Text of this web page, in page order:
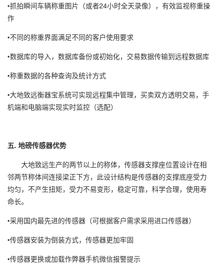
•抓拍瞬间车辆称重图片（或者24小时全天录像），有效监视称重操
作
•不同的称重界面满足不同的客户使用要求
•数据库的导入，数据库备份或初始化，交易数据传输到远程数据库
•称重数据的各种查询及统计方式
•大地致远衡器宝系统可实现远程集中管理，买卖双方透明交易，手
机端和电脑端实现实时监控（选配）
五. 地磅传感器优势
大地致远生产的两节以上的称体，传感器支撑座位置设计在相
邻两节称体间连接梁正下方，此设计结构是传感器的支撑底座受力
均匀，不产生扭矩，受力不易变形，稳定可靠，科学合理，使用寿
命长。
•采用国内最先进的传感器（可根据客户需求采用进口传感器）
•传感器安装为倒装方式，传感器更加牢固
•传感器更换或加载作弊器手机微信报警提示